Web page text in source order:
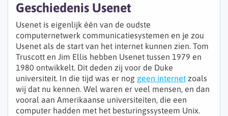
Geschiedenis Usenet
Usenet is eigenlijk één van de oudste
computernetwerk communicatiesystemen en je zou
Usenet als de start van het internet kunnen zien. Tom
Truscott en Jim Ellis hebben Usenet tussen 1979 en
1980 ontwikkelt. Dit deden zij voor de Duke
universiteit. In die tijd was er nog geen internet zoals
wij dat nu kennen. Wel waren er veel mensen, en dan
vooral aan Amerikaanse universiteiten, die een
computer hadden met het besturingssysteem Unix.